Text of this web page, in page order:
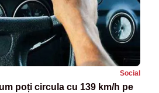
Social
poți circula cu 139 km/h pe